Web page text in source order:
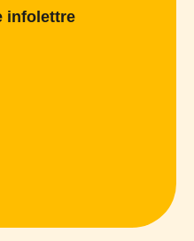
infolettre